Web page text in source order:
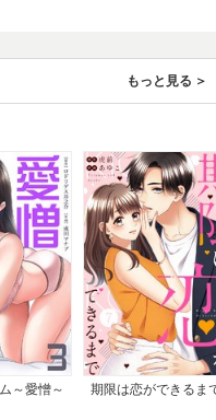
もっと見る
～愛憎～
期限は恋ができるま